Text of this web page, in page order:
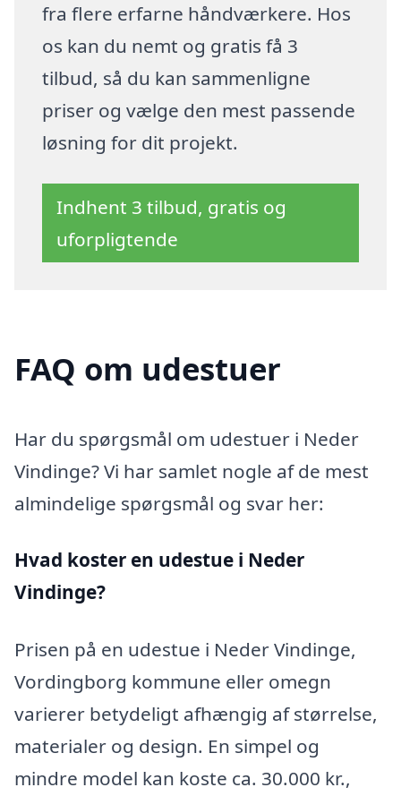
fra flere erfarne håndværkere. Hos
os kan du nemt og gratis få 3
tilbud, så du kan sammenligne
priser og vælge den mest passende
løsning for dit projekt.
Indhent 3 tilbud, gratis og
uforpligtende
FAQ om udestuer
Har du spørgsmål om udestuer i Neder
Vindinge? Vi har samlet nogle af de mest
almindelige spørgsmål og svar her:
Hvad koster en udestue i Neder
Vindinge?
Prisen på en udestue i Neder Vindinge,
Vordingborg kommune eller omegn
varierer betydeligt afhængig af størrelse,
materialer og design. En simpel og
mindre model kan koste ca. 30.000 kr.,